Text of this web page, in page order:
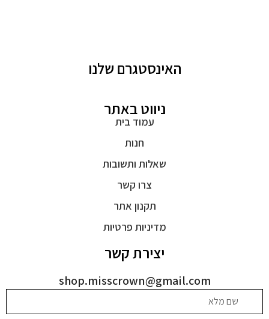
האינסטגרם שלנו
ניווט באתר
עמוד בית
חנות
שאלות ותשובות
צרו קשר
תקנון אתר
מדיניות פרטיות
יצירת קשר
shop.misscrown@gmail.com